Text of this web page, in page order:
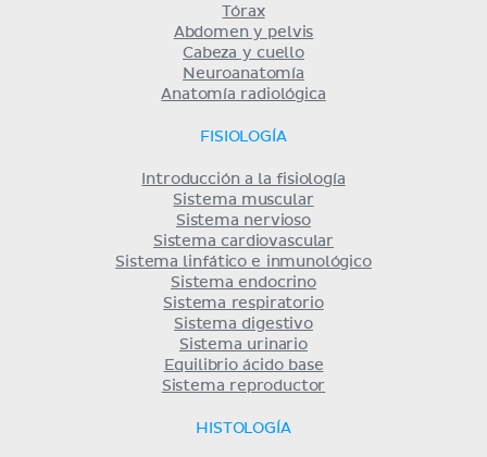
Tórax
Abdomen y pelvis
Cabeza y cuello
Neuroanatomía
Anatomía radiológica
FISIOLOGÍA
Introducción a la fisiología
Sistema muscular
Sistema nervioso
Sistema cardiovascular
Sistema linfático e inmunológico
Sistema endocrino
Sistema respiratorio
Sistema digestivo
Sistema urinario
Equilibrio ácido base
Sistema reproductor
HISTOLOGÍA